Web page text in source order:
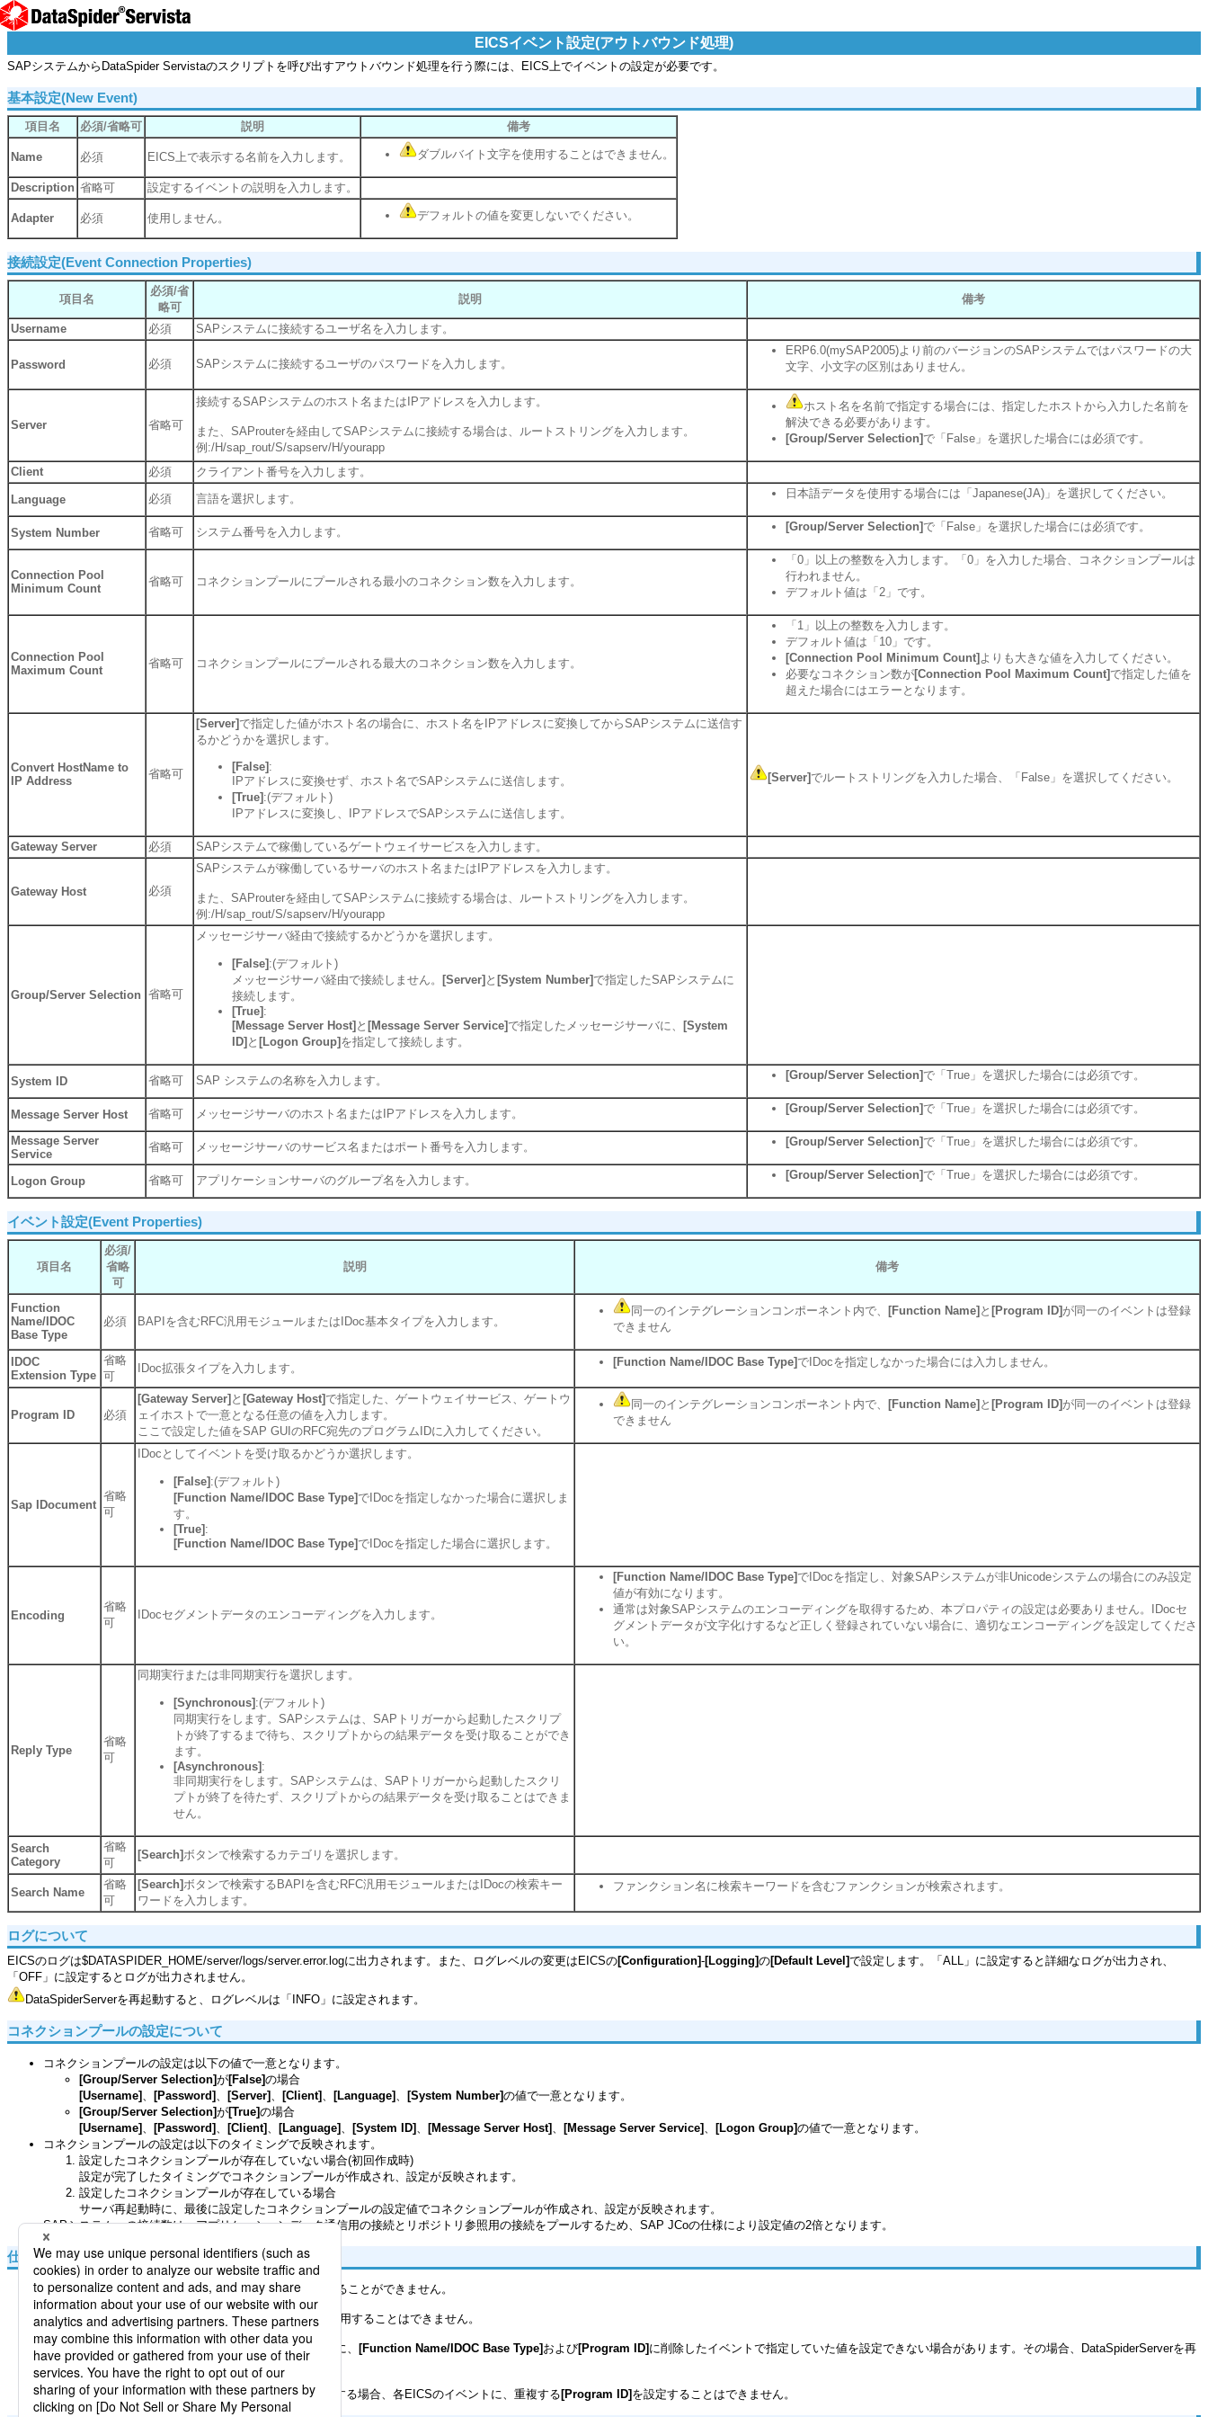
EICSイベント設定(アウトバウンド処理)
SAPシステムからDataSpider Servistaのスクリプトを呼び出すアウトバウンド処理を行う際には、EICS上でイベントの設定が必要です。
基本設定(New Event)
項目名 必須/省略可 説明 備考
Name 必須 EICS上で表示する名前を入力します。 ダブルバイト文字を使用することはできません。
Description 省略可 設定するイベントの説明を入力します。
Adapter 必須 使用しません。 デフォルトの値を変更しないでください。
接続設定(Event Connection Properties)
項目名
必須/省
略可
説明 備考
Username 必須 SAPシステムに接続するユーザ名を入力します。
Password 必須 SAPシステムに接続するユーザのパスワードを入力します。
ERP6.0(mySAP2005)より前のバージョンのSAPシステムではパスワードの大
文字、小文字の区別はありません。
Server 省略可
接続するSAPシステムのホスト名またはIPアドレスを入力します。
また、SAProuterを経由してSAPシステムに接続する場合は、ルートストリングを入力します。
例:/H/sap_rout/S/sapserv/H/yourapp
ホスト名を名前で指定する場合には、指定したホストから入力した名前を
解決できる必要があります。
[Group/Server Selection] で「False」を選択した場合には必須です。
Client 必須 クライアント番号を入力します。
Language 必須 言語を選択します。 日本語データを使用する場合には「Japanese(JA)」を選択してください。
System Number 省略可 システム番号を入力します。 [Group/Server Selection] で「False」を選択した場合には必須です。
Connection Pool
Minimum Count
省略可 コネクションプールにプールされる最小のコネクション数を入力します。
「0」以上の整数を入力します。「0」を入力した場合、コネクションプールは
行われません。
デフォルト値は「2」です。
Connection Pool
Maximum Count
省略可 コネクションプールにプールされる最大のコネクション数を入力します。
「1」以上の整数を入力します。
デフォルト値は「10」です。
[Connection Pool Minimum Count] よりも大きな値を入力してください。
必要なコネクション数が[Connection Pool Maximum Count] で指定した値を
超えた場合にはエラーとなります。
Convert HostName to
IP Address
省略可
[Server] で指定した値がホスト名の場合に、ホスト名をIPアドレスに変換してからSAPシステムに送信す
るかどうかを選択します。
[False] :
IPアドレスに変換せず、ホスト名でSAPシステムに送信します。
[True] :(デフォルト)
IPアドレスに変換し、IPアドレスでSAPシステムに送信します。
[Server] でルートストリングを入力した場合、「False」を選択してください。
Gateway Server 必須 SAPシステムで稼働しているゲートウェイサービスを入力します。
Gateway Host 必須
SAPシステムが稼働しているサーバのホスト名またはIPアドレスを入力します。
また、SAProuterを経由してSAPシステムに接続する場合は、ルートストリングを入力します。
例:/H/sap_rout/S/sapserv/H/yourapp
Group/Server Selection 省略可
メッセージサーバ経由で接続するかどうかを選択します。
[False] :(デフォルト)
メッセージサーバ経由で接続しません。
[Server] と [System Number] で指定したSAPシステムに
接続します。
[True] :
[Message Server Host] と [Message Server Service] で指定したメッセージサーバに、
[System
ID] と [Logon Group] を指定して接続します。
System ID 省略可 SAP システムの名称を入力します。 [Group/Server Selection] で「True」を選択した場合には必須です。
Message Server Host 省略可 メッセージサーバのホスト名またはIPアドレスを入力します。 [Group/Server Selection] で「True」を選択した場合には必須です。
Message Server
Service
省略可 メッセージサーバのサービス名またはポート番号を入力します。 [Group/Server Selection] で「True」を選択した場合には必須です。
Logon Group 省略可 アプリケーションサーバのグループ名を入力します。 [Group/Server Selection] で「True」を選択した場合には必須です。
イベント設定(Event Properties)
項目名
必須/
省略
可
説明 備考
Function
Name/IDOC
Base Type
必須 BAPIを含むRFC汎用モジュールまたはIDoc基本タイプを入力します。
同一のインテグレーションコンポーネント内で、 [Function Name] と [Program ID] が同一のイベントは登録
できません
IDOC
Extension Type
省略
可
IDoc拡張タイプを入力します。 [Function Name/IDOC Base Type] でIDocを指定しなかった場合には入力しません。
Program ID 必須
[Gateway Server] と [Gateway Host] で指定した、ゲートウェイサービス、ゲートウ
ェイホストで一意となる任意の値を入力します。
ここで設定した値をSAP GUIのRFC宛先のプログラムIDに入力してください。
同一のインテグレーションコンポーネント内で、 [Function Name] と [Program ID] が同一のイベントは登録
できません
Sap IDocument
省略
可
IDocとしてイベントを受け取るかどうか選択します。
[False] :(デフォルト)
[Function Name/IDOC Base Type] でIDocを指定しなかった場合に選択しま
す。
[True] :
[Function Name/IDOC Base Type] でIDocを指定した場合に選択します。
Encoding
省略
可
IDocセグメントデータのエンコーディングを入力します。
[Function Name/IDOC Base Type] でIDocを指定し、対象SAPシステムが非Unicodeシステムの場合にのみ設定
値が有効になります。
通常は対象SAPシステムのエンコーディングを取得するため、本プロパティの設定は必要ありません。IDocセ
グメントデータが文字化けするなど正しく登録されていない場合に、適切なエンコーディングを設定してくださ
い。
Reply Type
省略
可
同期実行または非同期実行を選択します。
[Synchronous] :(デフォルト)
同期実行をします。SAPシステムは、SAPトリガーから起動したスクリプ
トが終了するまで待ち、スクリプトからの結果データを受け取ることができ
ます。
[Asynchronous] :
非同期実行をします。SAPシステムは、SAPトリガーから起動したスクリ
プトが終了を待たず、スクリプトからの結果データを受け取ることはできま
せん。
Search
Category
省略
可
[Search]ボタンで検索するカテゴリを選択します。
Search Name
省略
可
[Search]ボタンで検索するBAPIを含むRFC汎用モジュールまたはIDocの検索キー
ワードを入力します。
ファンクション名に検索キーワードを含むファンクションが検索されます。
ログについて
EICSのログは$DATASPIDER_HOME/server/logs/server.error.logに出力されます。また、ログレベルの変更はEICSの[Configuration]-[Logging]の[Default Level]で設定します。「ALL」に設定すると詳細なログが出力され、
「OFF」に設定するとログが出力されません。
DataSpiderServerを再起動すると、ログレベルは「INFO」に設定されます。
コネクションプールの設定について
コネクションプールの設定は以下の値で一意となります。
[Group/Server Selection]が[False]の場合
[Username] 、 [Password] 、 [Server] 、 [Client] 、 [Language] 、 [System Number]の値で一意となります。
[Group/Server Selection]が[True]の場合
[Username] 、 [Password] 、 [Client] 、 [Language] 、 [System ID] 、 [Message Server Host] 、 [Message Server Service] 、 [Logon Group]の値で一意となります。
コネクションプールの設定は以下のタイミングで反映されます。
設定したコネクションプールが存在していない場合(初回作成時)
設定が完了したタイミングでコネクションプールが作成され、設定が反映されます。
設定したコネクションプールが存在している場合
サーバ再起動時に、最後に設定したコネクションプールの設定値でコネクションプールが作成され、設定が反映されます。
SAPシステムへの接続数は、アプリケーションデータ通信用の接続とリポジトリ参照用の接続をプールするため、SAP JCoの仕様により設定値の2倍となります。
仕様制限
SAPシステム内のテスト実行ができないデータは使用することができません。
Integration Componentの [Name]にダブルバイト文字を使用することはできません。
既存のイベントを削除して新規にイベントを作成する際に、 [Function Name/IDOC Base Type] および[Program ID] に削除したイベントで指定していた値を設定できない場合があります。その場合、DataSpiderServerを再
起動し、作成してください。
複数のDataSpiderServerから同一のSAPシステムに接続する場合、各EICSのイベントに、重複する [Program ID] を設定することはできません。